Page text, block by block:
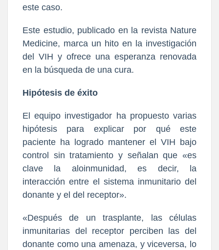
este caso.
Este estudio, publicado en la revista Nature
Medicine, marca un hito en la investigación
del VIH y ofrece una esperanza renovada
en la búsqueda de una cura.
Hipótesis de éxito
El equipo investigador ha propuesto varias
hipótesis para explicar por qué este
paciente ha logrado mantener el VIH bajo
control sin tratamiento y señalan que «es
clave la aloinmunidad, es decir, la
interacción entre el sistema inmunitario del
donante y el del receptor».
«Después de un trasplante, las células
inmunitarias del receptor perciben las del
donante como una amenaza, y viceversa, lo